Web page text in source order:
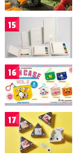
15
16
17